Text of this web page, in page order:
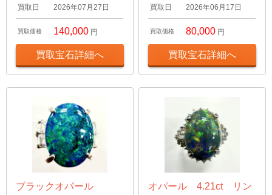
買取日 2026年07月27日
買取価格 140,000 円
買取宝石詳細へ
買取日 2026年06月17日
買取価格 80,000 円
買取宝石詳細へ
ブラックオパール
オパール 4.21ct リン